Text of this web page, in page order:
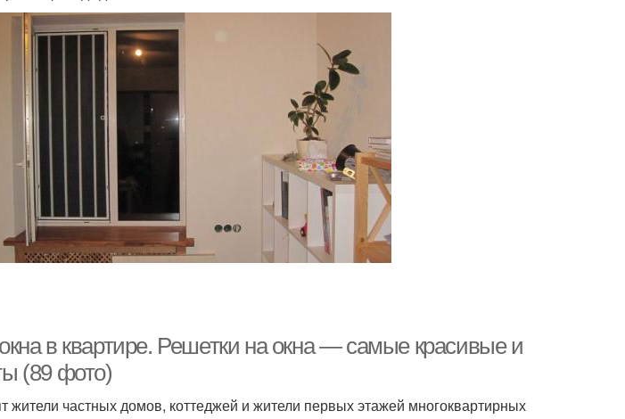
в квартире. Решетки на окна — самые красивые и
(89 фото)
жители частных домов, коттеджей и жители первых этажей многоквартирных